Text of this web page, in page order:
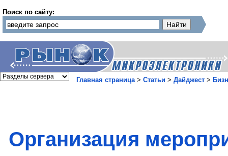
Поиск по сайту:
Главная страница> Статьи > Дайджест >
Организация